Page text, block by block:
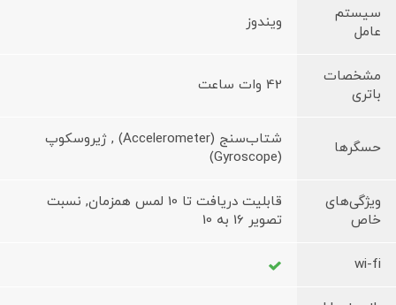
سیستم
عامل
ویندوز
مشخصات
باتری
42 وات ساعت
حسگرها
شتاب‌سنج (Accelerometer) , ژیروسکوپ
(Gyroscope)
ویژگی‌های
خاص
قابلیت دریافت تا 10 لمس همزمان, نسبت
تصویر 16 به 10
wi-fi